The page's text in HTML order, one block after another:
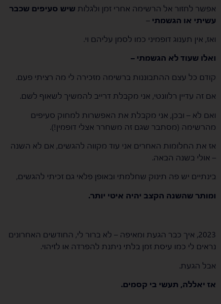
אפשר לחזור אל הרשימה אחרי זמן ולגלות שיש סעיפים שכבר
עשיתי או הגשמתי –
ואז, אין תענוג דופמיני כמו לסמן עליהם וי.
ואלו שעוד לא הגשמתי –
קודם כל עצם ההתבוננות ברשימה מזכירה לי מה רציתי פעם.
אם זה עדיין רלוונטי, אני מקבלת דרייב להמשיך לשאוף לשם.
ואם לא – ובכן, אני מקבלת את האפשרות למחוק סעיפים
מהרשימה (מסתבר שגם זה משחרר אצלי דופמין!).
אז את החלומות האחרים אני עוד מקווה להגשים, אם לא השנה
– אולי בשנה הבאה.
בינתיים יש פה תינוק שחלמתי ובאופן פלאי גם זכיתי להגשים,
ומותר שהשנה הקצב יהיה איטי יותר.
2023, איך כבר הגעת ומאיפה – לא ברור לי, החודשים האחרונים
נראים לי כמו עיסת זמן בלתי ניתנת להפרדה או לזיהוי.
אבל הגעת.
אז יאללה, תעשי בי קסמים.